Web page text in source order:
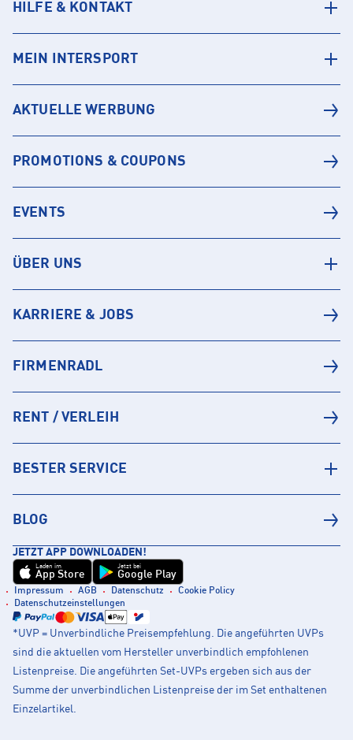
HILFE & KONTAKT
MEIN INTERSPORT
AKTUELLE WERBUNG
PROMOTIONS & COUPONS
EVENTS
ÜBER UNS
KARRIERE & JOBS
FIRMENRADL
RENT / VERLEIH
BESTER SERVICE
BLOG
JETZT APP DOWNLOADEN!
Laden im
App Store
Jetzt bei
Google Play
Impressum AGB Datenschutz
Cookie Policy
Datenschutzeinstellungen
*UVP = Unverbindliche Preisempfehlung. Die angeführten UVPs
sind die aktuellen vom Hersteller unverbindlich empfohlenen
Listenpreise. Die angeführten Set-UVPs ergeben sich aus der
Summe der unverbindlichen Listenpreise der im Set enthaltenen
Einzelartikel.